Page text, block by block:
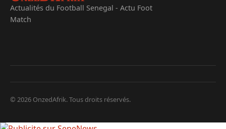
Actualités du Football Senegal - Actu Foot
Match
© 2026 OnzedAfrik. Tous droits réservés.